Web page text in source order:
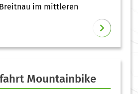
im mittleren
Mountainbike